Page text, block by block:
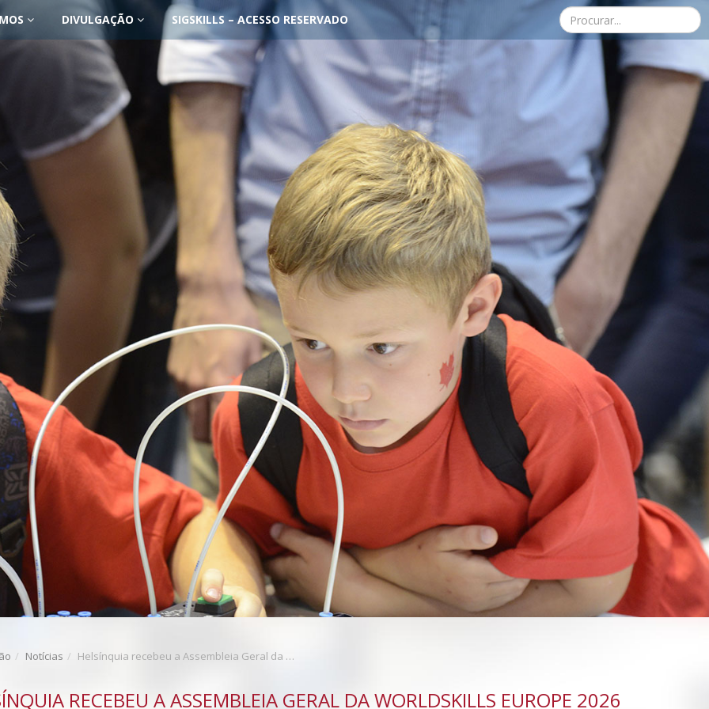
DIVULGAÇÃO SIGSKILLS – ACESSO RESERVADO
Notícias Helsínquia recebeu a Assembleia Geral da WorldSkills Europe 2026
RECEBEU A ASSEMBLEIA GERAL DA WORLDSKILLS EUROPE 2026